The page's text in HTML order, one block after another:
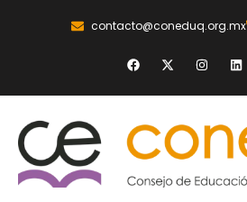
contacto@coneduq.org.mx